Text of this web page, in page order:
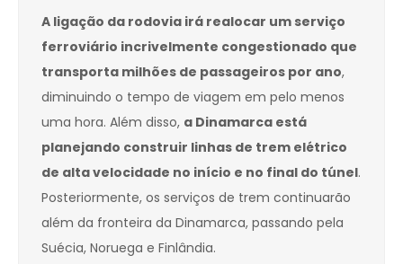
A ligação da rodovia irá realocar um serviço
ferroviário incrivelmente congestionado que
transporta milhões de passageiros por ano,
diminuindo o tempo de viagem em pelo menos
uma hora. Além disso, a Dinamarca está
planejando construir linhas de trem elétrico
de alta velocidade no início e no final do túnel.
Posteriormente, os serviços de trem continuarão
além da fronteira da Dinamarca, passando pela
Suécia, Noruega e Finlândia.